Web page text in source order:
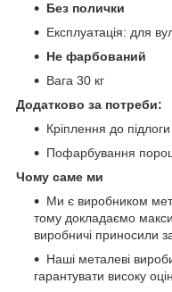
Без полички
Експлуатація: для
Не фарбований
Вага 30 кг
Додатково за потреби:
Кріплення до
Пофарбування
Чому саме ми
Ми є виробником
тому докладаємо
виробничі приносили
Наші металеві
гарантувати високу